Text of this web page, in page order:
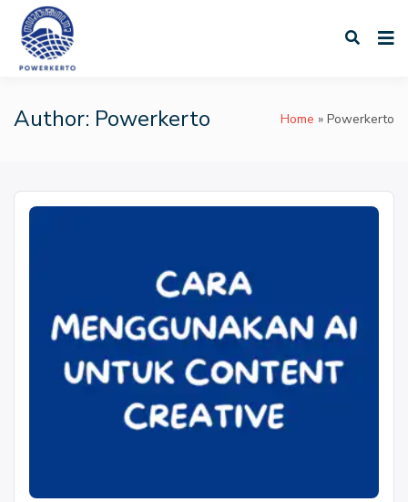
content
Keprabon
Author: Powerkerto Home Powerkerto